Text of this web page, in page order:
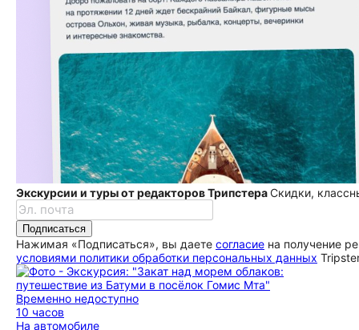
Экскурсии и туры от редакторов ТрипстераСкидки,
Подписаться
Нажимая «Подписаться», вы даете согласие на получение
условиями политики обработки персональных данных
Временно недоступно
10 часов
На автомобиле